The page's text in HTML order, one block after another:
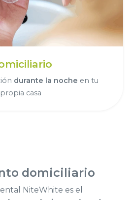
durante la noche en tu
propia casa
domiciliario
NiteWhite es el